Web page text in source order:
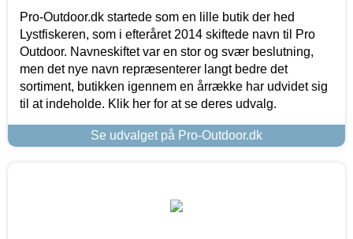
Pro-Outdoor.dk startede som en lille butik der hed
Lystfiskeren, som i efteråret 2014 skiftede navn til Pro
Outdoor. Navneskiftet var en stor og svær beslutning,
men det nye navn repræsenterer langt bedre det
sortiment, butikken igennem en årrække har udvidet sig
til at indeholde. Klik her for at se deres udvalg.
Se udvalget på Pro-Outdoor.dk